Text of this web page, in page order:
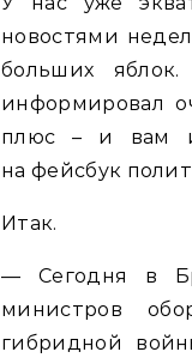
новостями
больших
информировал
плюс – и вам и
на фейсбук
Итак.
— Сегодня в
министров
гибридной